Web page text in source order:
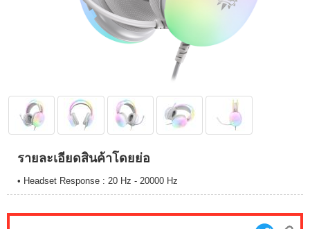
รายละเอียดสินค้าโดยย่อ
• Headset Response : 20 Hz - 20000 Hz